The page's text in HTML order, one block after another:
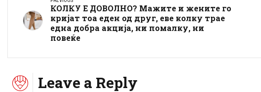
КОЛКУ Е ДОВОЛНО? Мажите и жените го
кријат тоа еден од друг, еве колку трае
една добра акција, ни помалку, ни
повеќе
Leave a Reply